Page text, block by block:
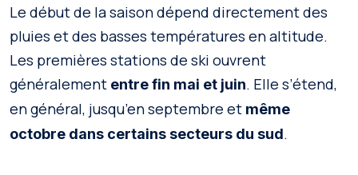
Le début de la saison dépend directement des
pluies et des basses températures en altitude.
Les premières stations de ski ouvrent
généralement entre fin mai et juin. Elle s’étend,
en général, jusqu’en septembre et même
octobre dans certains secteurs du sud.